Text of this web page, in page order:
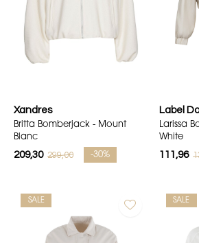
Xandres
Britta Bomberjack - Mount
Blanc
209,30 299,00 -30%
Label
Larissa
White
111,96
SALE SALE